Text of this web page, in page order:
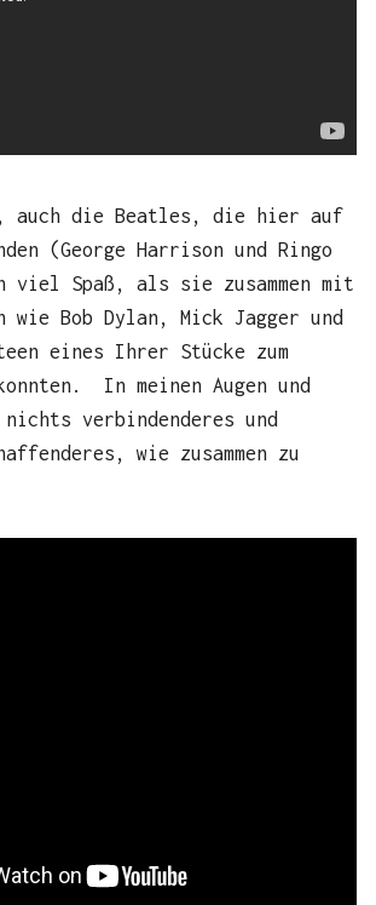
auch die Beatles, die hier auf
(George Harrison und Ringo
Spaß, als sie zusammen mit
wie Bob Dylan, Mick Jagger und
eines Ihrer Stücke zum
In meinen Augen und
verbindenderes und
wie zusammen zu